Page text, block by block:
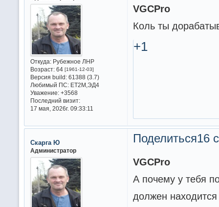
Откуда:Рубежное ЛНР
Возраст:64 [1961-12-03]
Версия build:61388 (3.7)
Любимый ПС:ET2M,ЭД4
Уважение: +3568
Последний визит:
17 мая, 2026г. 09:33:11
VGCPro
Коль ты
+1
Поделиться16
Скарга Ю
Администратор
VGCPro
А почему у тебя
должен